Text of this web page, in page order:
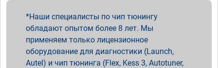
Наши специалисты по чип тюнингу
обладают опытом более 8 лет. Мы
применяем только лицензионное
оборудование для диагностики (Launch,
Autel) и чип тюнинга (Flex, Kess 3, Autotuner,